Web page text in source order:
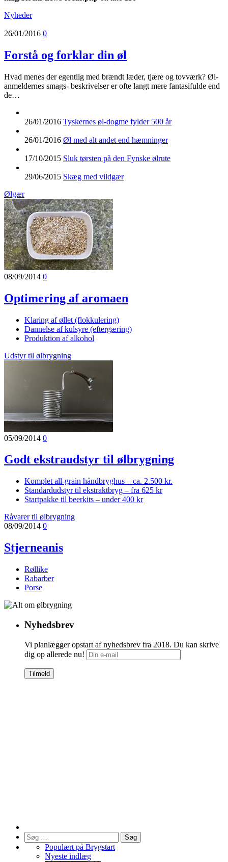
Nyheder
26/01/2016 0
Forstå og forklar din øl
Hvad menes der egentlig med brændt læder, tjære og tovværk? Øl-
anmeldernes smags- beskrivelser er ofte langt mere fantasifulde end
de…
26/01/2016 Tyskernes øl-dogme fylder 500 år
26/01/2016 Øl med alt andet end hæmninger
17/10/2015 Sluk tørsten på den Fynske ølrute
29/06/2015 Skæg med vildgær
Ølgær
08/09/2014 0
Optimering af aromaen
Klaring af øllet (flokkulering)
Dannelse af kulsyre (eftergæring)
Produktion af alkohol
Udstyr til ølbrygning
05/09/2014 0
Godt ekstraudstyr til ølbrygning
Komplet all-grain håndbryghus – ca. 2.500 kr.
Standardudstyr til ekstraktbryg – fra 625 kr
Startpakke til beerkits – under 400 kr
Råvarer til ølbrygning
08/09/2014 0
Stjerneanis
Røllike
Rabarber
Porse
Nyhedsbrev
Vi planlægger opstart af nyhedsbrev fra 2018. Du kan skrive
dig op allerede nu!
Søg
efter: Populært på Brygstart
Nyeste indlæg